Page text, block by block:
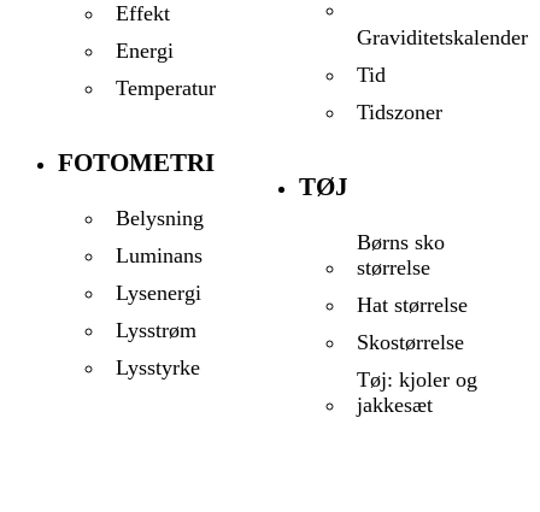
Effekt
Energi
Temperatur
FOTOMETRI
Belysning
Luminans
Lysenergi
Lysstrøm
Lysstyrke
Graviditetskalender
Tid
Tidszoner
TØJ
Børns sko
størrelse
Hat størrelse
Skostørrelse
Tøj: kjoler og
jakkesæt